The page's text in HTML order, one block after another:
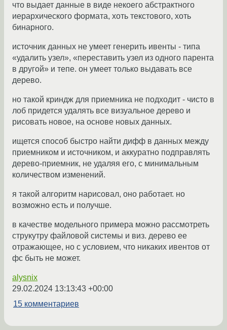
что выдает данные в виде некоего абстрактного
иерархического формата, хоть текстового, хоть
бинарного.
источник данных не умеет генерить ивенты - типа
«удалить узел», «переставить узел из одного парента
в другой» и тепе. он умеет только выдавать все
дерево.
но такой криндж для приемника не подходит - чисто в
лоб придется удалять все визуальное дерево и
рисовать новое, на основе новых данных.
ищется способ быстро найти дифф в данных между
приемником и источником, и аккуратно подправлять
дерево-приемник, не удаляя его, с минимальным
количеством изменений.
я такой алгоритм нарисовал, оно работает. но
возможно есть и получше.
в качестве модельного примера можно рассмотреть
струкутру файловой системы и виз. дерево ее
отражающее, но с условием, что никаких ивентов от
фс быть не может.
alysnix
29.02.2024 13:13:43 +00:00
15 комментариев